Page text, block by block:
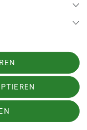
Einstellungen